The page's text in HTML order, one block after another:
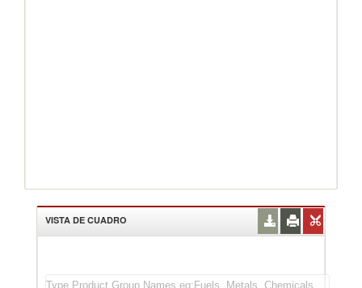
VISTA DE CUADRO